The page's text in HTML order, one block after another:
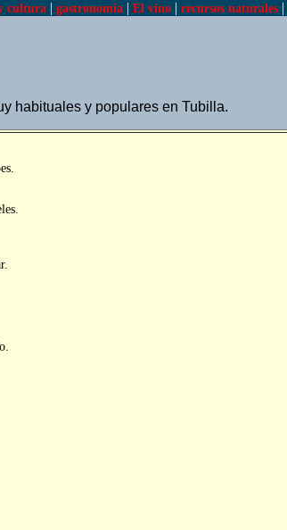
cultura | gastronomía | El vino | recursos naturales |
habituales y populares en Tubilla.